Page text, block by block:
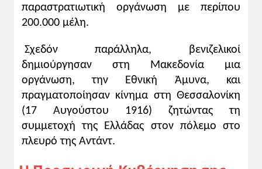
παραστρατιωτική οργάνωση με περίπου
200.000 μέλη.
Σχεδόν παράλληλα, βενιζελικοί
δημιούργησαν στη Μακεδονία μια
οργάνωση, την Εθνική Άμυνα, και
πραγματοποίησαν κίνημα στη Θεσσαλονίκη
(17 Αυγούστου 1916) ζητώντας τη
συμμετοχή της Ελλάδας στον πόλεμο στο
πλευρό της Αντάντ.